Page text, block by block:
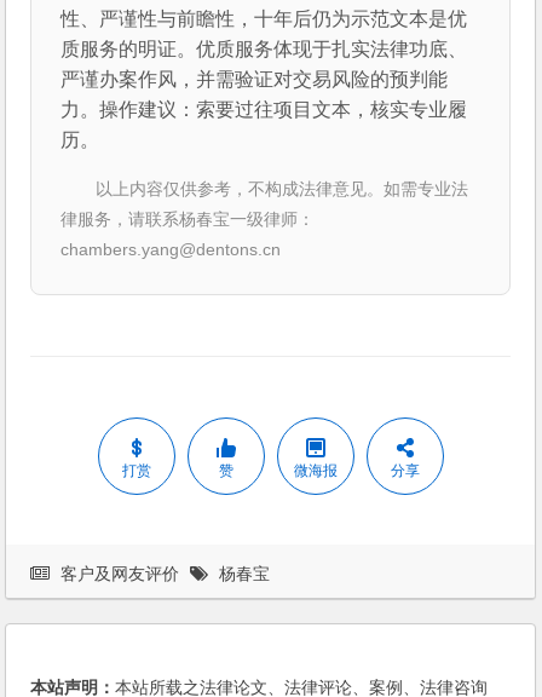
性、严谨性与前瞻性，十年后仍为示范文本是优
质服务的明证。优质服务体现于扎实法律功底、
严谨办案作风，并需验证对交易风险的预判能
力。操作建议：索要过往项目文本，核实专业履
历。
以上内容仅供参考，不构成法律意见。如需专业法
律服务，请联系杨春宝一级律师：
chambers.yang@dentons.cn
打赏 赞 微海报 分享
客户及网友评价 杨春宝
本站声明：本站所载之法律论文、法律评论、案例、法律咨询